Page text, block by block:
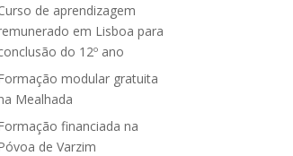
de aprendizagem
em Lisboa para
do 12º ano
modular gratuita
Mealhada
financiada na
de Varzim